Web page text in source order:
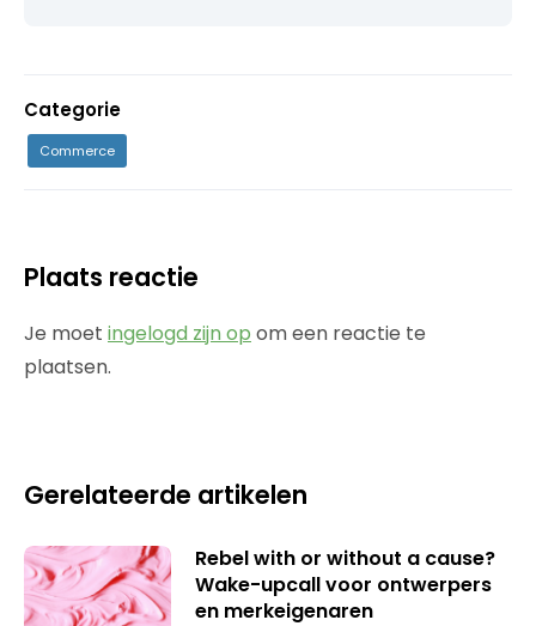
Categorie
Commerce
Plaats reactie
Je moet ingelogd zijn op om een reactie te
plaatsen.
Gerelateerde artikelen
Rebel with or without a cause?
Wake-upcall voor ontwerpers
en merkeigenaren